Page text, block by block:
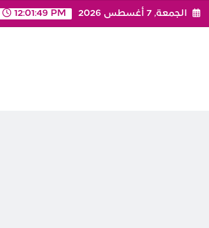
Skip
الجمعة, 7 أغسطس 2026 12:01:49 PM